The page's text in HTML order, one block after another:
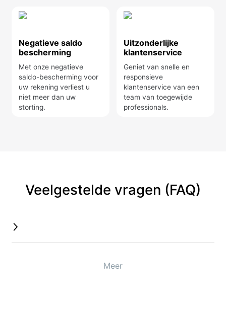
Negatieve saldo
bescherming
Met onze negatieve
saldo-bescherming voor
uw rekening verliest u
niet meer dan uw
storting.
Uitzonderlijke
klantenservice
Geniet van snelle en
responsieve
klantenservice van een
team van toegewijde
professionals.
Veelgestelde vragen (FAQ)
Meer